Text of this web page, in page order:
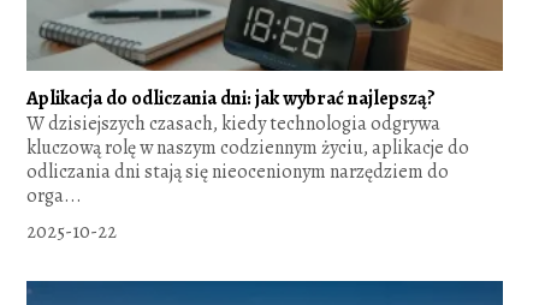
Aplikacja do odliczania dni: jak wybrać najlepszą?
W dzisiejszych czasach, kiedy technologia odgrywa
kluczową rolę w naszym codziennym życiu, aplikacje do
odliczania dni stają się nieocenionym narzędziem do
orga...
2025-10-22